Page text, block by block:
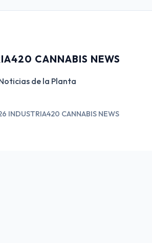
CANNABIS NEWS
de la Planta
INDUSTRIA420 CANNABIS NEWS